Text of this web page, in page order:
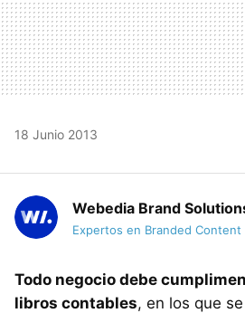
18 Junio 2013
Webedia Brand
Expertos en Branded Content
Todo negocio debe
libros contables, en los que